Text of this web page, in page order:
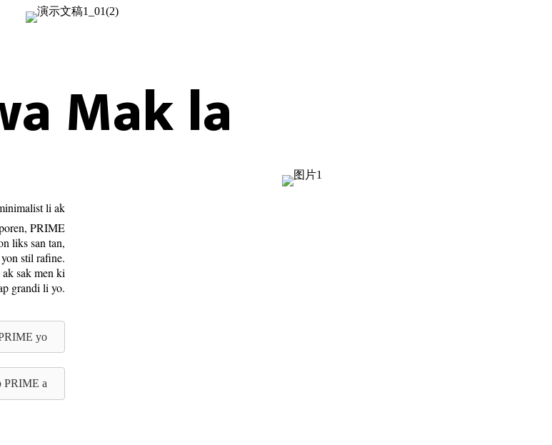
Mak la
li ak
PRIME
liks san tan,
stil rafine.
sak men ki
grandi li yo.
yo
PRIME a